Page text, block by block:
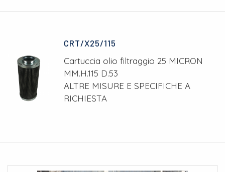
CRT/X25/115
Cartuccia olio filtraggio 25 MICRON
MM.H.115 D.53
ALTRE MISURE E SPECIFICHE A
RICHIESTA